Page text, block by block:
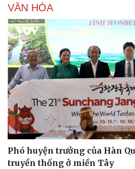
Sức khỏe
Dinh dưỡng - món ngon
Cây thuốc
VĂN HÓA
Phó huyện trưởng của Hàn
truyền thống ở miền Tây